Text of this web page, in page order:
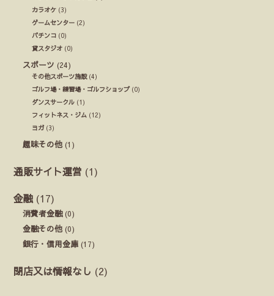
カラオケ (3)
ゲームセンター (2)
パチンコ (0)
貸スタジオ (0)
スポーツ (24)
その他スポーツ施設(4)
ゴルフ場・練習場・ゴルフショップ(0)
ダンスサークル (1)
フィットネス・ジム (12)
ヨガ (3)
趣味その他 (1)
通販サイト運営 (1)
金融 (17)
消費者金融(0)
金融その他 (0)
銀行・信用金庫 (17)
閉店又は情報なし (2)